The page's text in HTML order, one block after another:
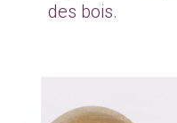
des bois.